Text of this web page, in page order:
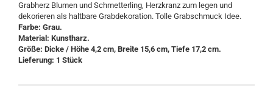
Grabherz Blumen und Schmetterling, Herzkranz zum legen und
dekorieren als haltbare Grabdekoration. Tolle Grabschmuck Idee.
Farbe: Grau.
Material: Kunstharz.
Größe: Dicke / Höhe 4,2 cm, Breite 15,6 cm, Tiefe 17,2 cm.
Lieferung: 1 Stück